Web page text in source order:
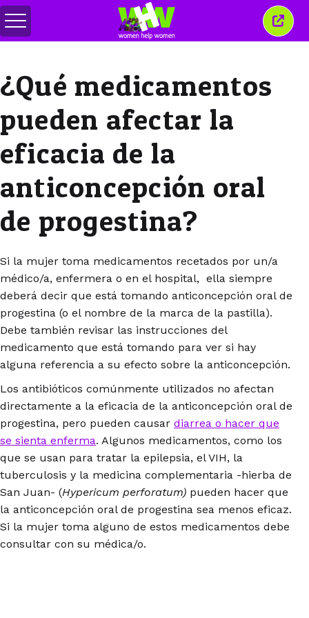
Alternar
menú
esta
¿Qué medicamentos
pueden afectar la
eficacia de la
anticoncepción oral
de progestina?
Si la mujer toma medicamentos recetados por un/a
médico/a, enfermera o en el hospital, ella siempre
deberá decir que está tomando anticoncepción oral de
progestina (o el nombre de la marca de la pastilla).
Debe también revisar las instrucciones del
medicamento que está tomando para ver si hay
alguna referencia a su efecto sobre la anticoncepción.
Los antibióticos comúnmente utilizados no afectan
directamente a la eficacia de la anticoncepción oral de
progestina, pero pueden causar diarrea o hacer que
se sienta enferma. Algunos medicamentos, como los
que se usan para tratar la epilepsia, el VIH, la
tuberculosis y la medicina complementaria -hierba de
San Juan- (Hypericum perforatum) pueden hacer que
la anticoncepción oral de progestina sea menos eficaz.
Si la mujer toma alguno de estos medicamentos debe
consultar con su médica/o.